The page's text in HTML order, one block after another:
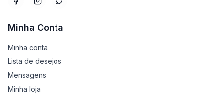
Minha Conta
Minha conta
Lista de desejos
Mensagens
Minha loja